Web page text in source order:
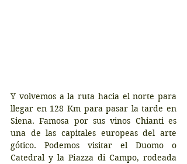
Y volvemos a la ruta hacia el norte para
llegar en 128 Km para pasar la tarde en
Siena. Famosa por sus vinos Chianti es
una de las capitales europeas del arte
gótico. Podemos visitar el Duomo o
Catedral y la Piazza di Campo, rodeada